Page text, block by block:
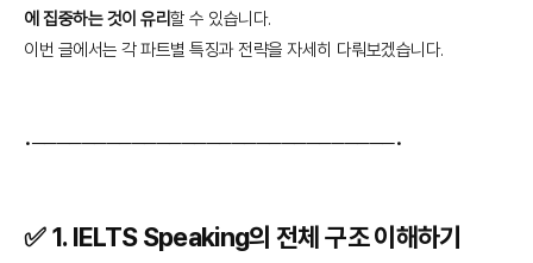
에 집중하는 것이 유리할 수 있습니다.
이번 글에서는 각 파트별 특징과 전략을 자세히 다뤄보겠습니다.
•─────────────────────────────•
✅ 1.IELTS Speaking의 전체 구조 이해하기